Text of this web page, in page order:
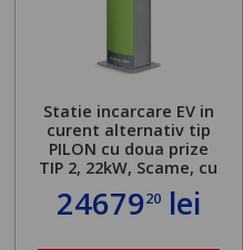
Statie incarcare EV in
curent alternativ tip
PILON cu doua prize
TIP 2, 22kW, Scame, cu
server local
2467920lei